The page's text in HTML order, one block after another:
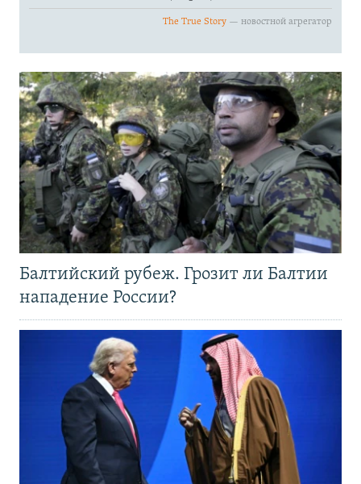
Балтийский рубеж. Грозит ли Балтии
нападение России?